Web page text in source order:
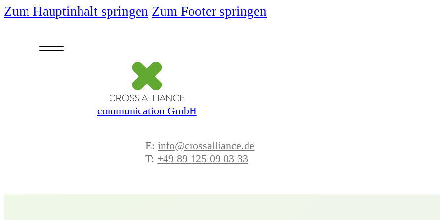
Zum Hauptinhalt springen Zum Footer springen
communication GmbH
E:info@crossalliance.de
T: +49 89 125 09 03 33